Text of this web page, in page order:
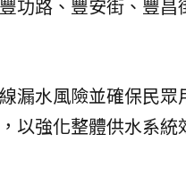
功路、豐安街、豐昌
漏水風險並確保民眾
以強化整體供水系統